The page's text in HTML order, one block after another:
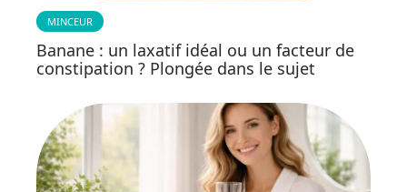
MINCEUR
Banane : un laxatif idéal ou un facteur de
constipation ? Plongée dans le sujet